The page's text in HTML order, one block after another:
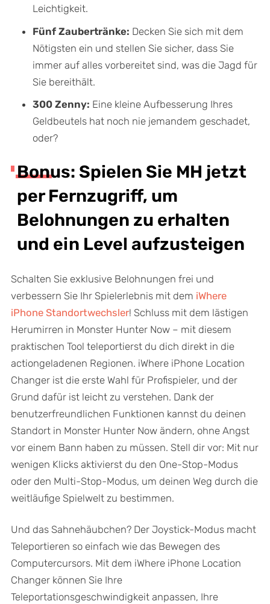
Leichtigkeit.
Fünf Zaubertränke: Decken Sie sich mit dem
Nötigsten ein und stellen Sie sicher, dass Sie
immer auf alles vorbereitet sind, was die Jagd für
Sie bereithält.
300 Zenny: Eine kleine Aufbesserung Ihres
Geldbeutels hat noch nie jemandem geschadet,
oder?
Bonus: Spielen Sie MH jetzt
per Fernzugriff, um
Belohnungen zu erhalten
und ein Level aufzusteigen
Schalten Sie exklusive Belohnungen frei und
verbessern Sie Ihr Spielerlebnis mit dem iWhere
iPhone Standortwechsler! Schluss mit dem lästigen
Herumirren in Monster Hunter Now – mit diesem
praktischen Tool teleportierst du dich direkt in die
actiongeladenen Regionen. iWhere iPhone Location
Changer ist die erste Wahl für Profispieler, und der
Grund dafür ist leicht zu verstehen. Dank der
benutzerfreundlichen Funktionen kannst du deinen
Standort in Monster Hunter Now ändern, ohne Angst
vor einem Bann haben zu müssen. Stell dir vor: Mit nur
wenigen Klicks aktivierst du den One-Stop-Modus
oder den Multi-Stop-Modus, um deinen Weg durch die
weitläufige Spielwelt zu bestimmen.
Und das Sahnehäubchen? Der Joystick-Modus macht
Teleportieren so einfach wie das Bewegen des
Computercursors. Mit dem iWhere iPhone Location
Changer können Sie Ihre
Teleportationsgeschwindigkeit anpassen, Ihre